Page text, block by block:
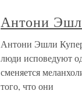
Антони
Антони Эшли
люди исповедуют
сменяется
того, что они